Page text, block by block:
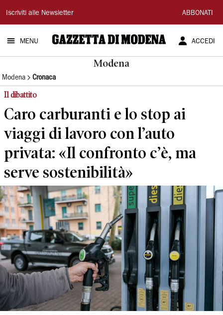
Gazzetta
di
Modena
Iscriviti alle Newsletter ABBONATI
MENU ACCEDI
Modena
Modena Cronaca
Il dibattito
Caro carburanti e lo stop ai
viaggi di lavoro con l’auto
privata: «Il confronto c’è, ma
serve sostenibilità»